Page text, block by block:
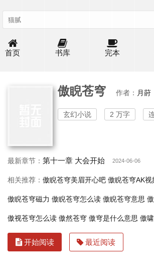
首页 书库 完本
傲睨苍穹 作者： 月莳
玄幻小说 2 万字
最新章节： 第十一章 大会开始 2024-06-06
相关推荐： 傲睨苍穹美眉开心吧 傲睨苍穹AK视
傲睨苍穹磁力 傲睨苍穹怎么读 傲睨苍穹意思
傲视苍穹怎么读 傲然苍穹 傲穹是什么意思 傲
开始阅读 最近阅读